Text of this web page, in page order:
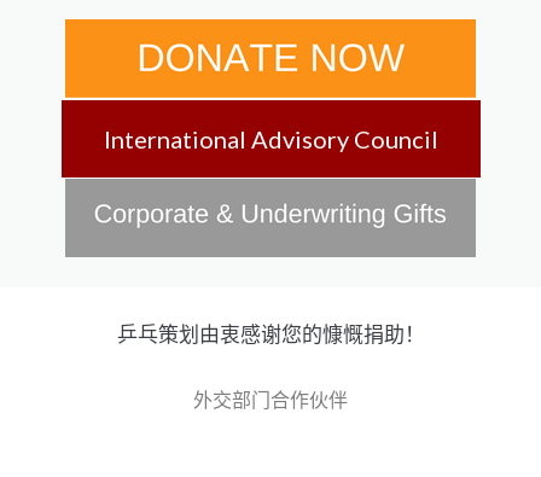
International Advisory Council
乒乓策划由衷感谢您的慷慨捐助！
外交部门合作伙伴